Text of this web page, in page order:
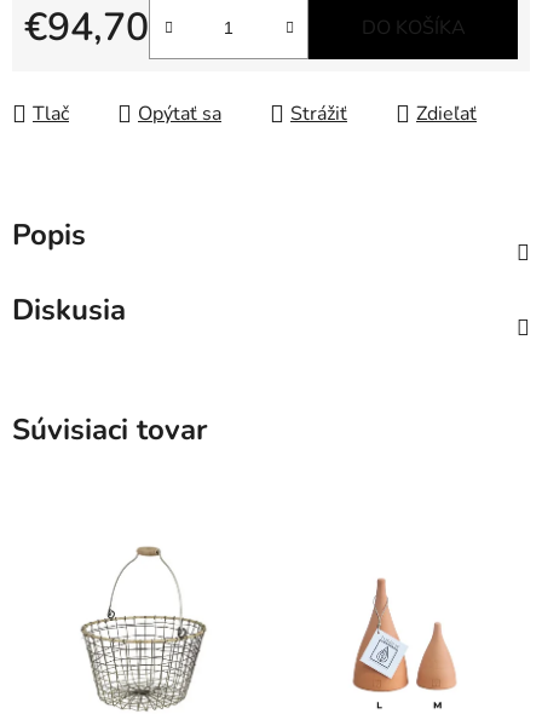
€94,70
Jednotková cena:
DO KOŠÍKA
Tlač Opýtať sa Strážiť Zdieľať
Popis
Diskusia
Súvisiaci tovar